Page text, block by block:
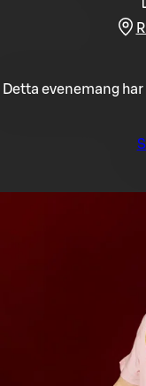
Detta evenemang